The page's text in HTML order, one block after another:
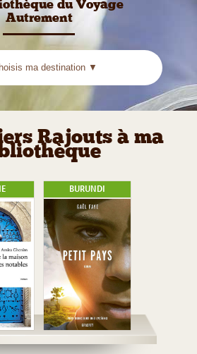
du Voyage
Autrement
Rajouts à ma
BURUNDI